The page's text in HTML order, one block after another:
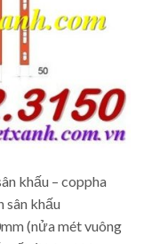
khấu – coppha
sân khấu
(nửa mét vuông